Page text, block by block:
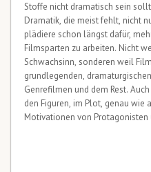
Stoffe nicht dramatisch sein
Dramatik, die meist fehlt, nicht
plädiere schon längst dafür,
Filmsparten zu arbeiten. Nicht
Schwachsinn, sonderen weil
grundlegenden,
Genrefilmen und dem Rest.
den Figuren, im Plot, genau wie
Motivationen von